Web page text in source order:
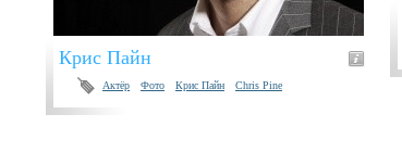
Крис Пайн
Актёр Фото Крис Пайн Chris Pine